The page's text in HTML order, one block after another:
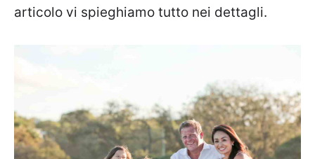
articolo vi spieghiamo tutto nei dettagli.